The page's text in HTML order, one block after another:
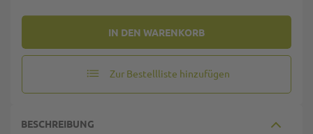
IN DEN WARENKORB
Zur Bestellliste hinzufügen
BESCHREIBUNG